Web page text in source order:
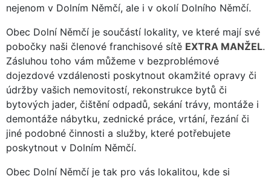
nejenom v Dolním Němčí, ale i v okolí Dolního Němčí.
Obec Dolní Němčí je součástí lokality, ve které mají své
pobočky naši členové franchisové sítě EXTRA MANŽEL.
Zásluhou toho vám můžeme v bezproblémové
dojezdové vzdálenosti poskytnout okamžité opravy či
údržby vašich nemovitostí, rekonstrukce bytů či
bytových jader, čištění odpadů, sekání trávy, montáže i
demontáže nábytku, zednické práce, vrtání, řezání či
jiné podobné činnosti a služby, které potřebujete
poskytnout v Dolním Němčí.
Obec Dolní Němčí je tak pro vás lokalitou, kde si